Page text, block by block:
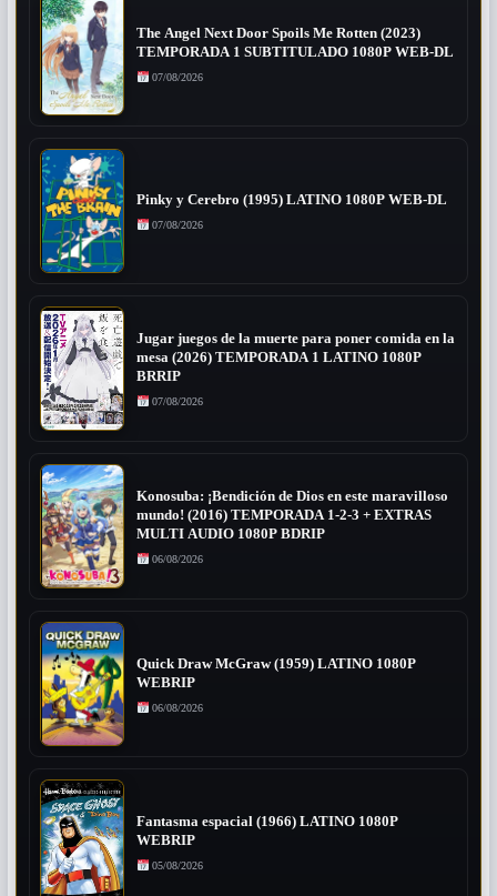
The Angel Next Door Spoils Me Rotten (2023)
TEMPORADA 1 SUBTITULADO 1080P WEB-DL
07/08/2026
Pinky y Cerebro (1995) LATINO 1080P WEB-DL
07/08/2026
Jugar juegos de la muerte para poner comida en la
mesa (2026) TEMPORADA 1 LATINO 1080P
BRRIP
07/08/2026
Konosuba: ¡Bendición de Dios en este maravilloso
mundo! (2016) TEMPORADA 1-2-3 + EXTRAS
MULTI AUDIO 1080P BDRIP
06/08/2026
Quick Draw McGraw (1959) LATINO 1080P
WEBRIP
06/08/2026
Fantasma espacial (1966) LATINO 1080P
WEBRIP
05/08/2026